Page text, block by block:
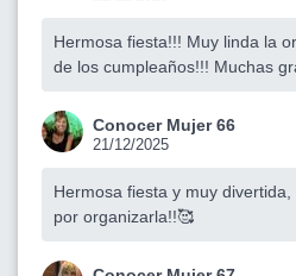
Hermosa fiesta!!! Muy linda la
de los cumpleaños!!! Muchas
Conocer Mujer 66
21/12/2025
Hermosa fiesta y muy
por organizarla!!🥰